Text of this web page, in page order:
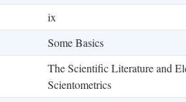
ix
Some Basics
The Scientific Literature and
Scientometrics